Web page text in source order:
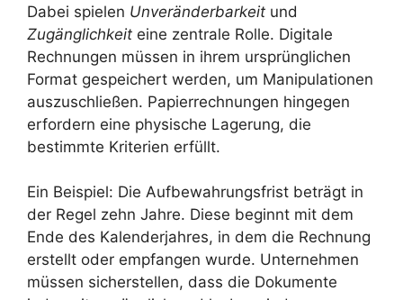
Dabei spielen Unveränderbarkeit und
Zugänglichkeit eine zentrale Rolle. Digitale
Rechnungen müssen in ihrem ursprünglichen
Format gespeichert werden, um Manipulationen
auszuschließen. Papierrechnungen hingegen
erfordern eine physische Lagerung, die
bestimmte Kriterien erfüllt.
Ein Beispiel: Die Aufbewahrungsfrist beträgt in
der Regel zehn Jahre. Diese beginnt mit dem
Ende des Kalenderjahres, in dem die Rechnung
erstellt oder empfangen wurde. Unternehmen
müssen sicherstellen, dass die Dokumente